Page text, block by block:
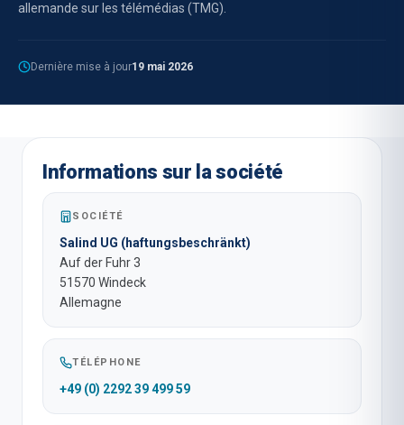
allemande sur les télémédias (TMG).
Dernière mise à jour19 mai 2026
Informations sur la société
SOCIÉTÉ
Salind UG (haftungsbeschränkt)
Auf der Fuhr 3
51570 Windeck
Allemagne
TÉLÉPHONE
+49 (0) 2292 39 499 59